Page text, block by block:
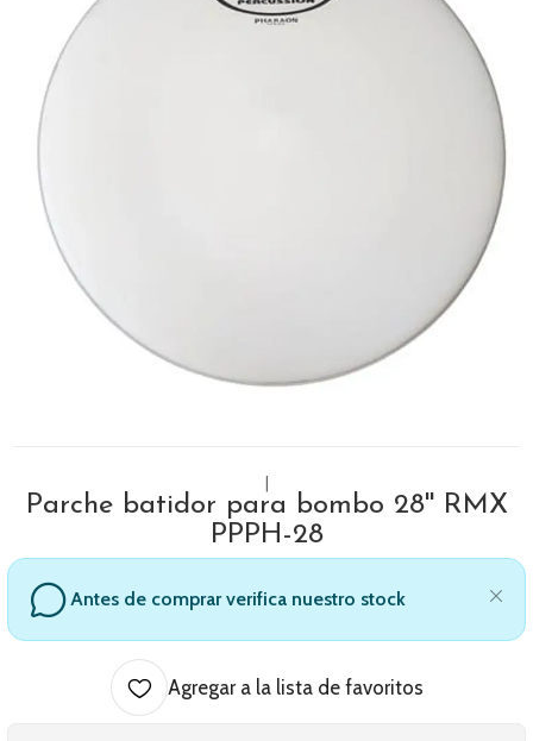
Parche batidor para bombo 28'' RMX
PPPH-28
Antes de comprar verifica nuestro stock
Agregar a la lista de favoritos